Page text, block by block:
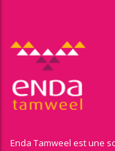
Enda Tamweel est une